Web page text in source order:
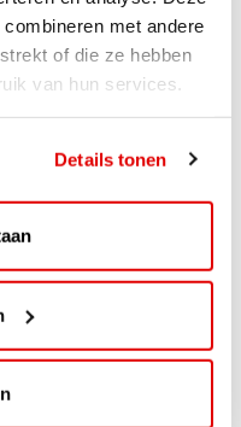
met andere
of die ze hebben
van hun services.
Details tonen
korting bij